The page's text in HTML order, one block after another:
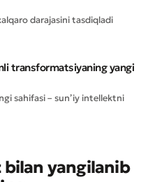
darajasini tasdiqladi
transformatsiyaning yangi
sahifasi – sun’iy intellektni
bilan yangilanib